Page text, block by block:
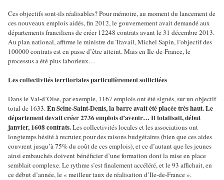
Ces objectifs sont-ils réalisables? Pour mémoire, au moment du lancement de
ces nouveaux emplois aidés, fin 2012, le gouvernement avait demandé aux
départements franciliens de créer 12248 contrats avant le 31 décembre 2013.
Au plan national, affirme le ministre du Travail, Michel Sapin, l’objectif des
100000 contrats est en passe d’être atteint. Mais en Ile-de-France, le
processus a été plus laborieux…
Les collectivités territoriales particulièrement sollicitées
Dans le Val-d’Oise, par exemple, 1167 emplois ont été signés, sur un objectif
total de 1633.En Seine-Saint-Denis, la barre avait été placée très haut. Le
département devait créer 2736 emplois d’avenir… Il totalisait, début
janvier, 1608 contrats.Les collectivités locales et les associations ont
longtemps hésité à recruter, pour des raisons budgétaires (bien que ces aides
couvrent jusqu’à 75% du coût de ces emplois), et ce d’autant que les jeunes
ainsi embauchés doivent bénéficier d’une formation dont la mise en place
semblait complexe. Le rythme s’est finalement accéléré, et le 93 affichait, en
ce début d’année, le « meilleur taux de réalisation d’Ile-de-France ».